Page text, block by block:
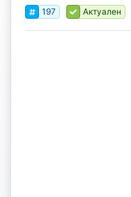
197 Актуален